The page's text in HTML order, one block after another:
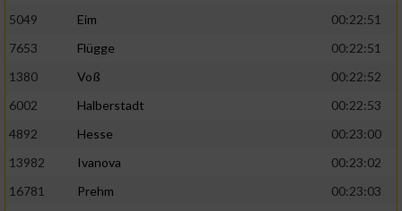
5049
Eim
00:22:51
7653
Flügge
00:22:51
1380
Voß
00:22:52
6002
Halberstadt
00:22:53
4892
Hesse
00:23:00
13982
Ivanova
00:23:02
16781
Prehm
00:23:03